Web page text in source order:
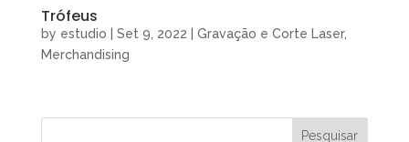
Trófeus
by estudio Set 9, 2022 Gravação e Corte Laser,
Merchandising